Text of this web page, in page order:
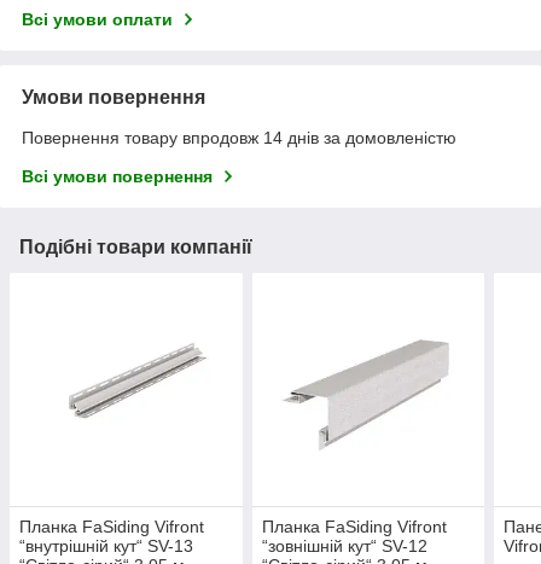
Всі умови оплати
Умови повернення
Повернення товару впродовж 14 днів за домовленістю
Всі умови повернення
Подібні товари компанії
Планка FaSiding Vifront
“внутрішній кут“ SV-13
Планка FaSiding Vifront
“зовнішній кут“ SV-12